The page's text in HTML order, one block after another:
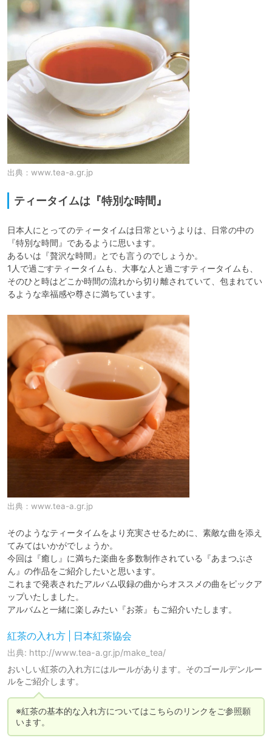
出典： www.tea-a.gr.jp
ティータイムは『特別な時間』
日本人にとってのティータイムは日常というよりは、日常の中の
『特別な時間』であるように思います。
あるいは『贅沢な時間』とでも言うのでしょうか。
1人で過ごすティータイムも、大事な人と過ごすティータイムも、
そのひと時はどこか時間の流れから切り離されていて、包まれてい
るような幸福感や尊さに満ちています。
出典： www.tea-a.gr.jp
そのようなティータイムをより充実させるために、素敵な曲を添え
てみてはいかがでしょうか。
今回は『癒し』に満ちた楽曲を多数制作されている『あまつぶさ
ん』の作品をご紹介したいと思います。
これまで発表されたアルバム収録の曲からオススメの曲をピックア
ップいたしました。
アルバムと一緒に楽しみたい『お茶』もご紹介いたします。
紅茶の入れ方 | 日本紅茶協会
出典: http://www.tea-a.gr.jp/make_tea/
おいしい紅茶の入れ方にはルールがあります。そのゴールデンルー
ルをご紹介します。
※紅茶の基本的な入れ方についてはこちらのリンクをご参照願
います。